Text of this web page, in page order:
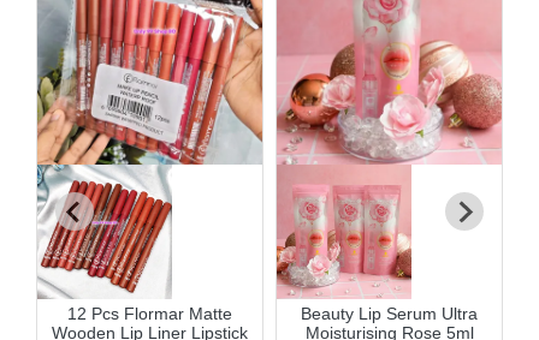
12 Pcs Flormar Matte
Wooden Lip Liner Lipstick
Beauty Lip Serum Ultra
Moisturising Rose 5ml